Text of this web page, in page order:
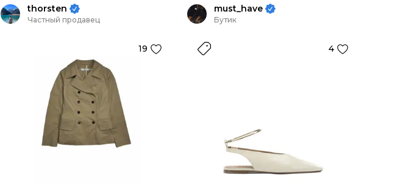
thorsten
Частный продавец
19
must_have
Бутик
4